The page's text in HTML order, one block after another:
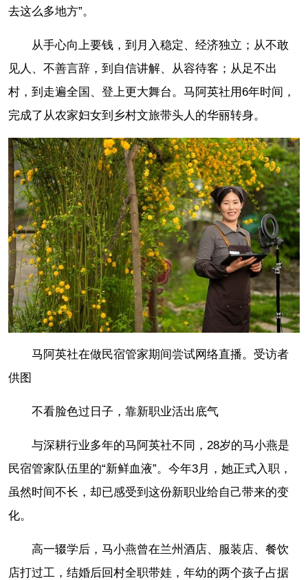
去这么多地方”。
从手心向上要钱，到月入稳定、经济独立；从不敢
见人、不善言辞，到自信讲解、从容待客；从足不出
村，到走遍全国、登上更大舞台。马阿英社用6年时间，
完成了从农家妇女到乡村文旅带头人的华丽转身。
马阿英社在做民宿管家期间尝试网络直播。受访者
供图
不看脸色过日子，靠新职业活出底气
与深耕行业多年的马阿英社不同，28岁的马小燕是
民宿管家队伍里的“新鲜血液”。今年3月，她正式入职，
虽然时间不长，却已感受到这份新职业给自己带来的变
化。
高一辍学后，马小燕曾在兰州酒店、服装店、餐饮
店打过工，结婚后回村全职带娃，年幼的两个孩子占据